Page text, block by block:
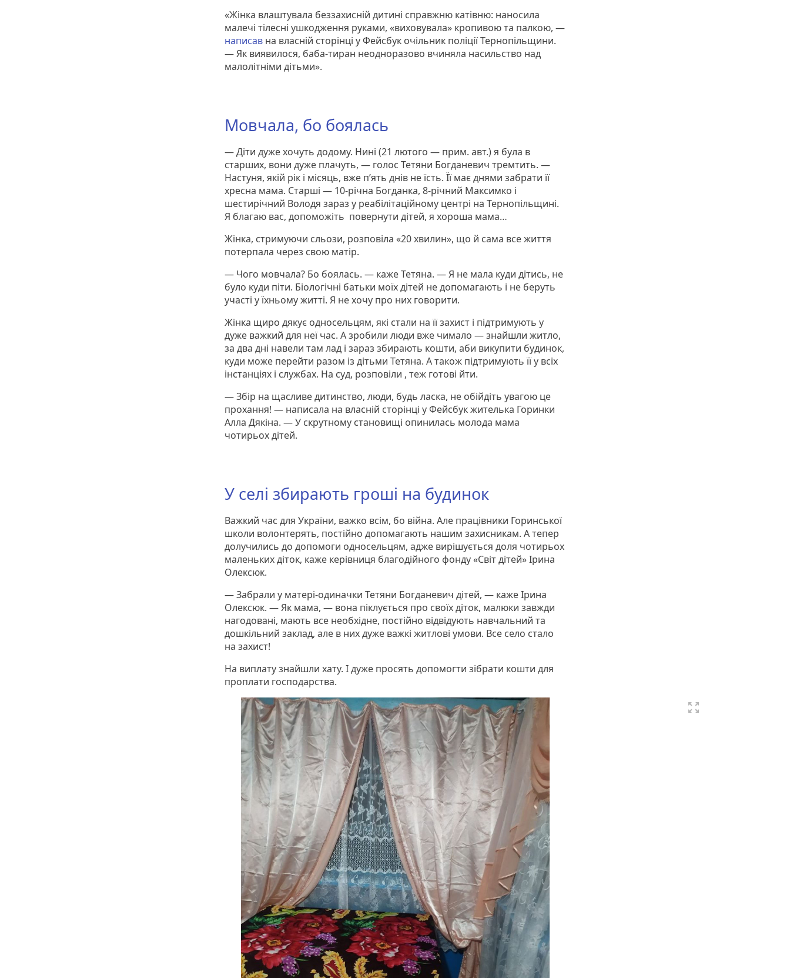
«Жінка влаштувала беззахисній дитині справжню катівню: наносила
малечі тілесні ушкодження руками, «виховувала» кропивою та палкою, —
написав на власній сторінці у Фейсбук очільник поліції Тернопільщини.
— Як виявилося, баба-тиран неодноразово вчиняла насильство над
малолітніми дітьми».
Мовчала, бо боялась
— Діти дуже хочуть додому. Нині (21 лютого — прим. авт.) я була в
старших, вони дуже плачуть, — голос Тетяни Богданевич тремтить. —
Настуня, якій рік і місяць, вже п’ять днів не їсть. Її має днями забрати її
хресна мама. Старші — 10-річна Богданка, 8-річний Максимко і
шестирічний Володя зараз у реабілітаційному центрі на Тернопільщині.
Я благаю вас, допоможіть повернути дітей, я хороша мама…
Жінка, стримуючи сльози, розповіла «20 хвилин», що й сама все життя
потерпала через свою матір.
— Чого мовчала? Бо боялась. — каже Тетяна. — Я не мала куди дітись, не
було куди піти. Біологічні батьки моїх дітей не допомагають і не беруть
участі у їхньому житті. Я не хочу про них говорити.
Жінка щиро дякує односельцям, які стали на її захист і підтримують у
дуже важкий для неї час. А зробили люди вже чимало — знайшли житло,
за два дні навели там лад і зараз збирають кошти, аби викупити будинок,
куди може перейти разом із дітьми Тетяна. А також підтримують її у всіх
інстанціях і службах. На суд, розповіли , теж готові йти.
— Збір на щасливе дитинство, люди, будь ласка, не обійдіть увагою це
прохання! — написала на власній сторінці у Фейсбук жителька Горинки
Алла Дякіна. — У скрутному становищі опинилась молода мама
чотирьох дітей.
У селі збирають гроші на будинок
Важкий час для України, важко всім, бо війна. Але працівники Горинської
школи волонтерять, постійно допомагають нашим захисникам. А тепер
долучились до допомоги односельцям, адже вирішується доля чотирьох
маленьких діток, каже керівниця благодійного фонду «Світ дітей» Ірина
Олексюк.
— Забрали у матері-одиначки Тетяни Богданевич дітей, — каже Ірина
Олексюк. — Як мама, — вона піклується про своїх діток, малюки завжди
нагодовані, мають все необхідне, постійно відвідують навчальний та
дошкільний заклад, але в них дуже важкі житлові умови. Все село стало
на захист!
На виплату знайшли хату. І дуже просять допомогти зібрати кошти для
проплати господарства.
